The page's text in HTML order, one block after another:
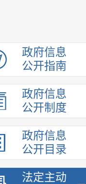
政府信息
公开指南
政府信息
公开制度
政府信息
公开目录
法定主动